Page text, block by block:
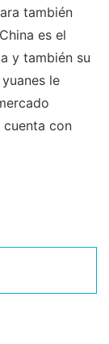
también
es el
y también su
le
con